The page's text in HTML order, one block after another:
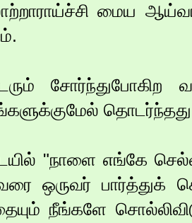
மைய
சோர்ந்துபோகிற
"நாளை எங்கே
ஒருவர் பார்த்துக்
நீங்களே